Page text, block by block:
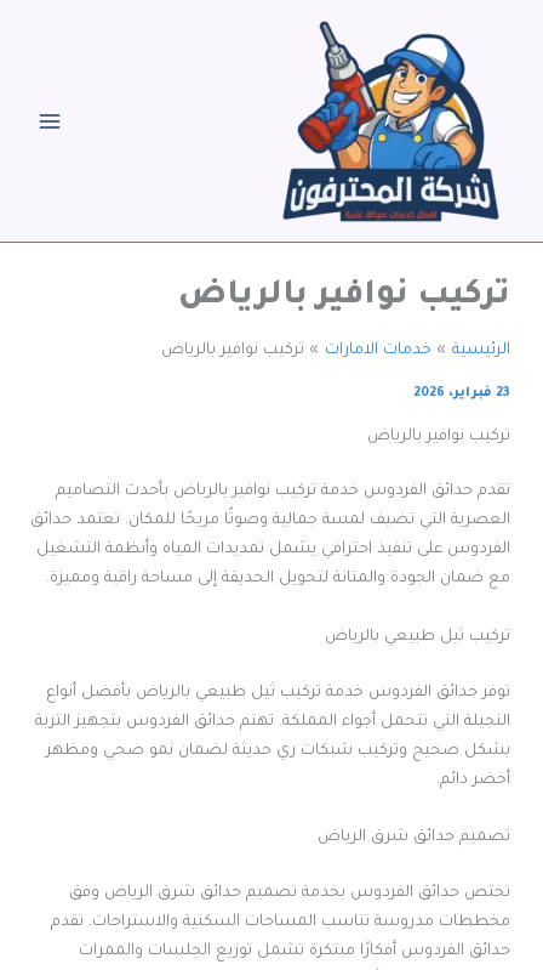
تركيب نوافير بالرياض
الرئيسية خدمات الامارات تركيب نوافير بالرياض
23 فبراير، 2026
تركيب نوافير بالرياض
تقدم حدائق الفردوس خدمة تركيب نوافير بالرياض بأحدث التصاميم
العصرية التي تضيف لمسة جمالية وصوتًا مريحًا للمكان. تعتمد حدائق
الفردوس على تنفيذ احترافي يشمل تمديدات المياه وأنظمة التشغيل
مع ضمان الجودة والمتانة لتحويل الحديقة إلى مساحة راقية ومميزة.
تركيب ثيل طبيعي بالرياض
توفر حدائق الفردوس خدمة تركيب ثيل طبيعي بالرياض بأفضل أنواع
النجيلة التي تتحمل أجواء المملكة. تهتم حدائق الفردوس بتجهيز التربة
بشكل صحيح وتركيب شبكات ري حديثة لضمان نمو صحي ومظهر
أخضر دائم.
تصميم حدائق شرق الرياض
تختص حدائق الفردوس بخدمة تصميم حدائق شرق الرياض وفق
مخططات مدروسة تناسب المساحات السكنية والاستراحات. تقدم
حدائق الفردوس أفكارًا مبتكرة تشمل توزيع الجلسات والممرات